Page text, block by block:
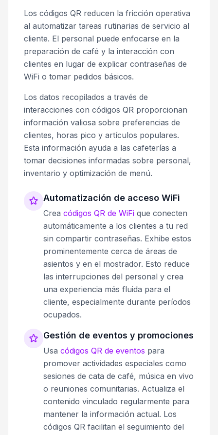
Los códigos QR reducen la fricción operativa
al automatizar tareas rutinarias de servicio al
cliente. El personal puede enfocarse en la
preparación de café y la interacción con
clientes en lugar de explicar contraseñas de
WiFi o tomar pedidos básicos.
Los datos recopilados a través de
interacciones con códigos QR proporcionan
información valiosa sobre preferencias de
clientes, horas pico y artículos populares.
Esta información ayuda a las cafeterías a
tomar decisiones informadas sobre personal,
inventario y optimización de menú.
Automatización de acceso WiFi
Crea códigos QR de WiFi que conecten
automáticamente a los clientes a tu red
sin compartir contraseñas. Exhibe estos
prominentemente cerca de áreas de
asientos y en el mostrador. Esto reduce
las interrupciones del personal y crea
una experiencia más fluida para el
cliente, especialmente durante períodos
ocupados.
Gestión de eventos y promociones
Usa códigos QR de eventos para
promover actividades especiales como
sesiones de cata de café, música en vivo
o reuniones comunitarias. Actualiza el
contenido vinculado regularmente para
mantener la información actual. Los
códigos QR facilitan el seguimiento del